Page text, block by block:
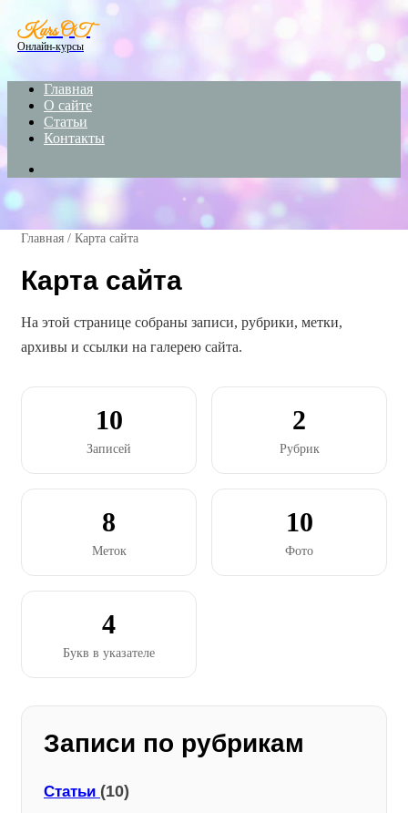
Kurs OT
Онлайн-курсы
Главная
О сайте
Статьи
Контакты
Главная / Карта сайта
Карта сайта
На этой странице собраны записи, рубрики, метки,
архивы и ссылки на галерею сайта.
10
Записей
2
Рубрик
8
Меток
10
Фото
4
Букв в указателе
Записи по рубрикам
Статьи (10)